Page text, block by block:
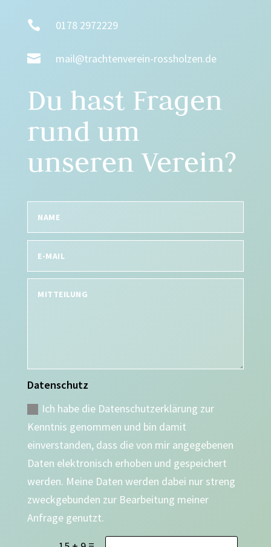
 0178 2972229
 mail@trachtenverein-rossholzen.de
Du hast Fragen
rund um
unseren Verein?
Datenschutz
Ich habe die Datenschutzerklärung zur
Kenntnis genommen und bin damit
einverstanden, dass die von mir angegebenen
Daten elektronisch erhoben und gespeichert
werden. Meine Daten werden dabei nur streng
zweckgebunden zur Bearbeitung meiner
Anfrage genutzt.